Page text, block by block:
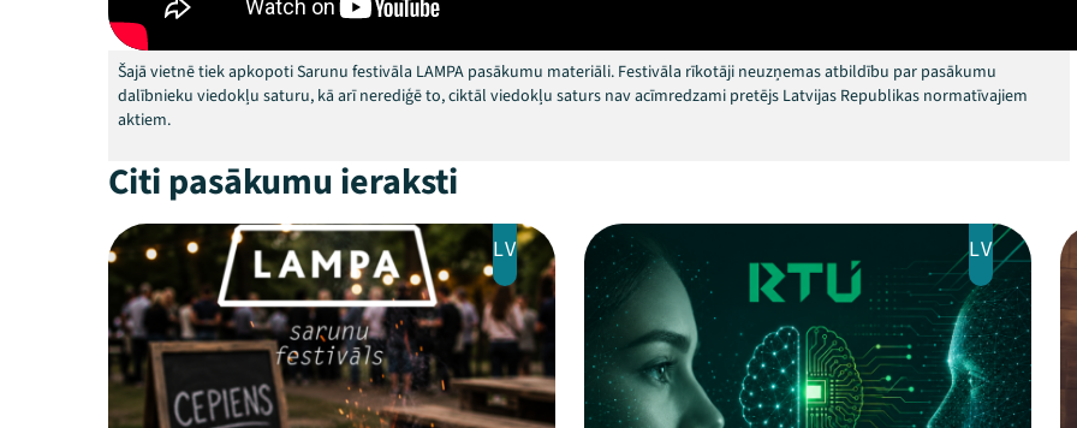
Šajā vietnē tiek apkopoti Sarunu festivāla LAMPA pasākumu materiāli. Festivāla rīkotāji neuzņemas atbildību par pasākumu
dalībnieku viedokļu saturu, kā arī nerediģē to, ciktāl viedokļu saturs nav acīmredzami pretējs Latvijas Republikas normatīvajiem
aktiem.
Citi pasākumu ieraksti
LV LV